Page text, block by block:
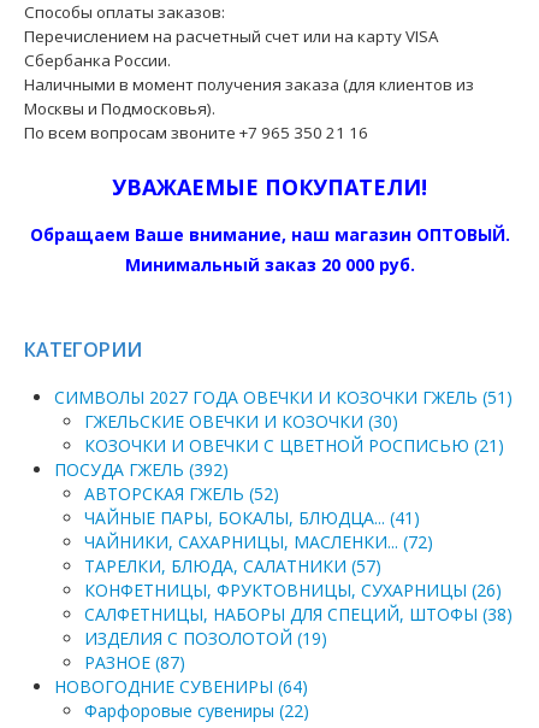
Способы оплаты заказов:
Перечислением на расчетный счет или на карту VISA
Сбербанка России.
Наличными в момент получения заказа (для клиентов из
Москвы и Подмосковья).
По всем вопросам звоните +7 965 350 21 16
УВАЖАЕМЫЕ ПОКУПАТЕЛИ!
Обращаем Ваше внимание, наш магазин ОПТОВЫЙ.
Минимальный заказ 20 000 руб.
КАТЕГОРИИ
СИМВОЛЫ 2027 ГОДА ОВЕЧКИ И КОЗОЧКИ ГЖЕЛЬ (51)
ГЖЕЛЬСКИЕ ОВЕЧКИ И КОЗОЧКИ (30)
КОЗОЧКИ И ОВЕЧКИ С ЦВЕТНОЙ РОСПИСЬЮ (21)
ПОСУДА ГЖЕЛЬ (392)
АВТОРСКАЯ ГЖЕЛЬ (52)
ЧАЙНЫЕ ПАРЫ, БОКАЛЫ, БЛЮДЦА... (41)
ЧАЙНИКИ, САХАРНИЦЫ, МАСЛЕНКИ... (72)
ТАРЕЛКИ, БЛЮДА, САЛАТНИКИ (57)
КОНФЕТНИЦЫ, ФРУКТОВНИЦЫ, СУХАРНИЦЫ (26)
САЛФЕТНИЦЫ, НАБОРЫ ДЛЯ СПЕЦИЙ, ШТОФЫ (38)
ИЗДЕЛИЯ С ПОЗОЛОТОЙ (19)
РАЗНОЕ (87)
НОВОГОДНИЕ СУВЕНИРЫ (64)
Фарфоровые сувениры (22)